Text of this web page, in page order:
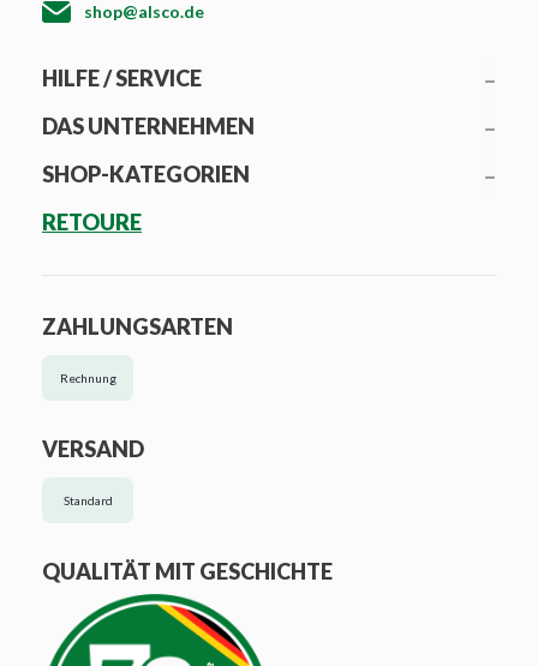
shop@alsco.de
HILFE / SERVICE
DAS UNTERNEHMEN
SHOP-KATEGORIEN
RETOURE
ZAHLUNGSARTEN
Rechnung
VERSAND
Standard
QUALITÄT MIT GESCHICHTE